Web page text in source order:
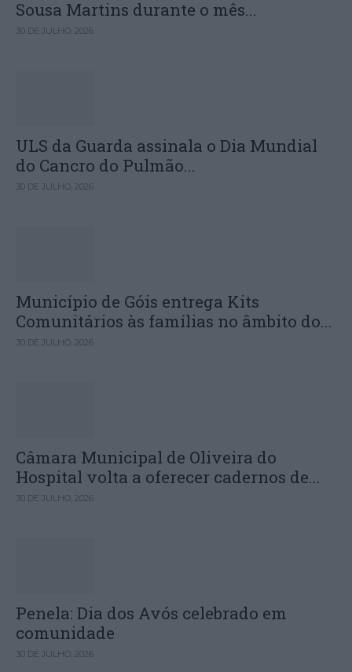
Sousa Martins durante o mês...
30 DE JULHO, 2026
ULS da Guarda assinala o Dia Mundial
do Cancro do Pulmão...
30 DE JULHO, 2026
Município de Góis entrega Kits
Comunitários às famílias no âmbito do...
30 DE JULHO, 2026
Câmara Municipal de Oliveira do
Hospital volta a oferecer cadernos de...
30 DE JULHO, 2026
Penela: Dia dos Avós celebrado em
comunidade
30 DE JULHO, 2026